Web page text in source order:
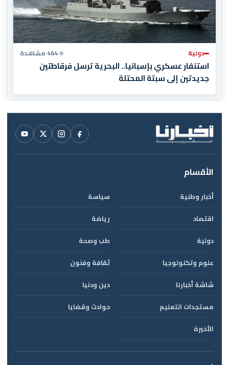
دولية 464 مشاهدة
استنفار عسكري بإسبانيا.. البحرية ترسل فرقاطتين
جديدتين إلى سبتة المحتلة
الأقسام
أخبار وطنية
سياسة
اقتصاد
رياضة
دولية
طب وصحة
علوم وتكنولوجيا
ثقافة وفنون
شاشة أخبارنا
دين ودنيا
مستجدات التعليم
حوادث وقضايا
الأخيرة